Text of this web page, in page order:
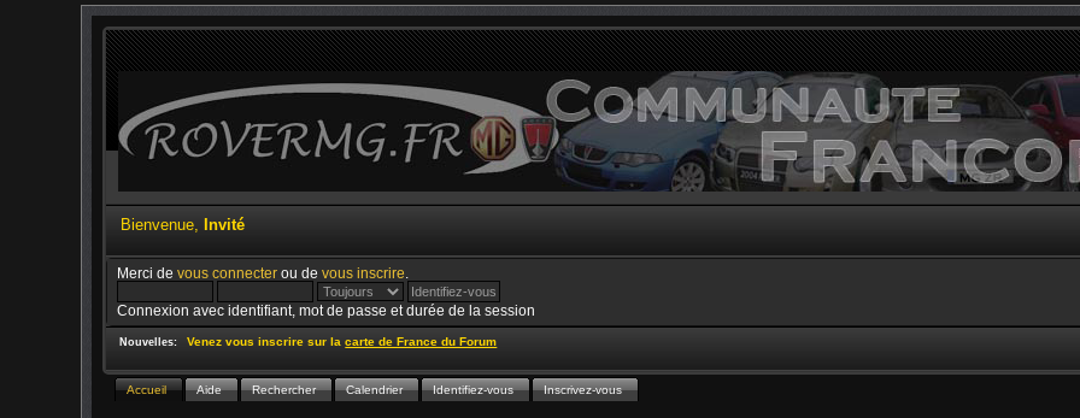
Bienvenue, Invité
Merci devous connecter ou devous inscrire
Connexion avec identifiant, mot de passe et durée de la session
Nouvelles: Venez vous inscrire sur lacarte de France du Forum
Accueil Aide Rechercher Calendrier Identifiez-vous Inscrivez-vous